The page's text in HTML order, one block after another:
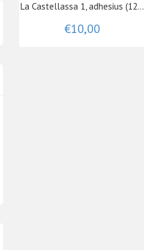
La Castellassa 1, adhesius (12...
€10,00